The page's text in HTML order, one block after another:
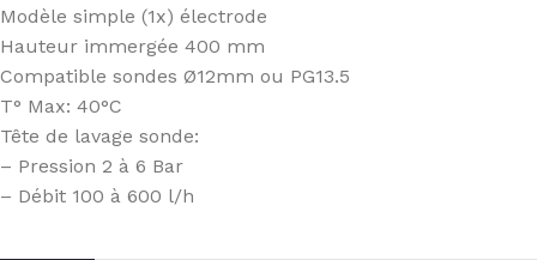
Modèle simple (1x) électrode
Hauteur immergée 400 mm
Compatible sondes Ø12mm ou PG13.5
T° Max: 40°C
Tête de lavage sonde:
– Pression 2 à 6 Bar
– Débit 100 à 600 l/h